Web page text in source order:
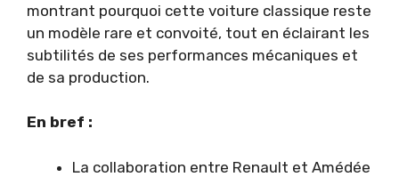
montrant pourquoi cette voiture classique reste
un modèle rare et convoité, tout en éclairant les
subtilités de ses performances mécaniques et
de sa production.
En bref :
La collaboration entre Renault et Amédée